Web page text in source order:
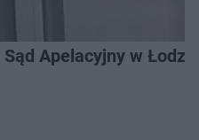
Apelacyjny w Łodzi